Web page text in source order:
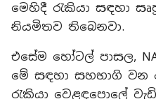
මෙහිදී රැකියා සඳහා
නියමිතව තිබෙනවා.
එසේම හෝටල් පාසල,
මේ සඳහා සහභාගි වන
රැකියා වෙළඳපොලේ